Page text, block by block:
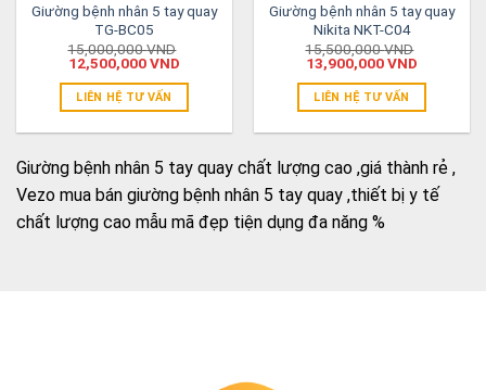
Giường bệnh nhân 5 tay quay
TG-BC05
15,000,000VND
12,500,000VND
LIÊN HỆ TƯ VẤN
Giường bệnh nhân 5 tay quay
Nikita NKT-C04
15,500,000VND
13,900,000VND
LIÊN HỆ TƯ VẤN
Giường bệnh nhân 5 tay quay chất lượng cao ,giá thành rẻ ,
Vezo mua bán giường bệnh nhân 5 tay quay ,thiết bị y tế
chất lượng cao mẫu mã đẹp tiện dụng đa năng %